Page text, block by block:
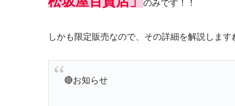
のみです！！
しかも限定販売なので、その詳細を解説します
🔴お知らせ